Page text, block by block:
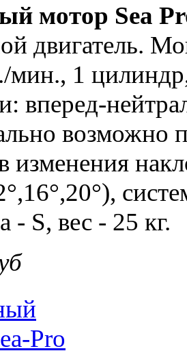
мотор Sea
двигатель.
мин., 1
вперед-
возможно
изменения
- S, вес - 25 кг.